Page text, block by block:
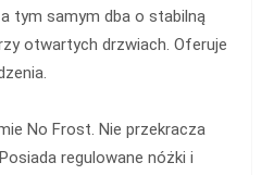
tym samym dba o stabilną
otwartych drzwiach. Oferuje
No Frost. Nie przekracza
regulowane nóżki i